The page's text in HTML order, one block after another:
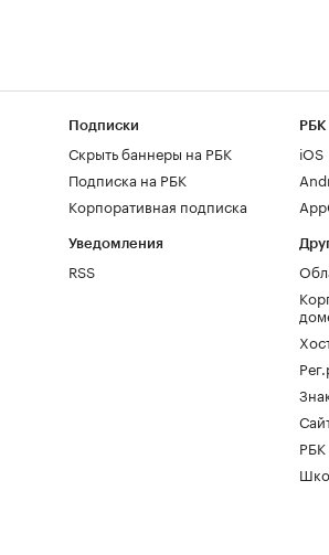
Подписки
Скрыть баннеры на РБК
Подписка на РБК
Корпоративная подписка
Уведомления
RSS
РБК
iOS